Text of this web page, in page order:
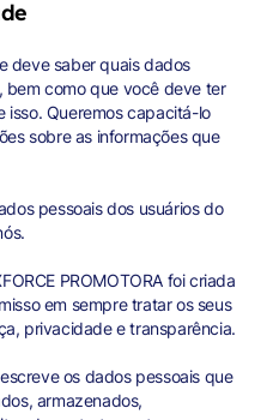
deve saber quais dados
bem como que você deve ter
isso. Queremos capacitá-lo
sobre as informações que
pessoais dos usuários do
PROMOTORA foi criada
em sempre tratar os seus
privacidade e transparência.
os dados pessoais que
armazenados,